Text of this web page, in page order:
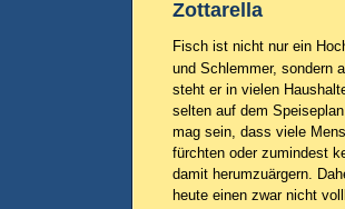
Zottarella
Fisch ist nicht nur ein
und Schlemmer, sondern
steht er in vielen
selten auf dem
mag sein, dass viele
fürchten oder zumindest
damit herumzuärgern.
heute einen zwar nicht